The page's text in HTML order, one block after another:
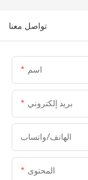
تواصل معنا
اسم
بريد إلكتروني
الهاتف/واتساب
المحتوى